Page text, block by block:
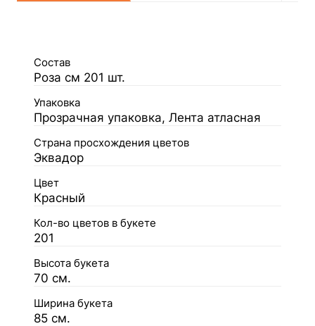
Состав
Роза см 201 шт.
Упаковка
Прозрачная упаковка, Лента атласная
Страна просхождения цветов
Эквадор
Цвет
Красный
Кол-во цветов в букете
201
Высота букета
70 см.
Ширина букета
85 см.